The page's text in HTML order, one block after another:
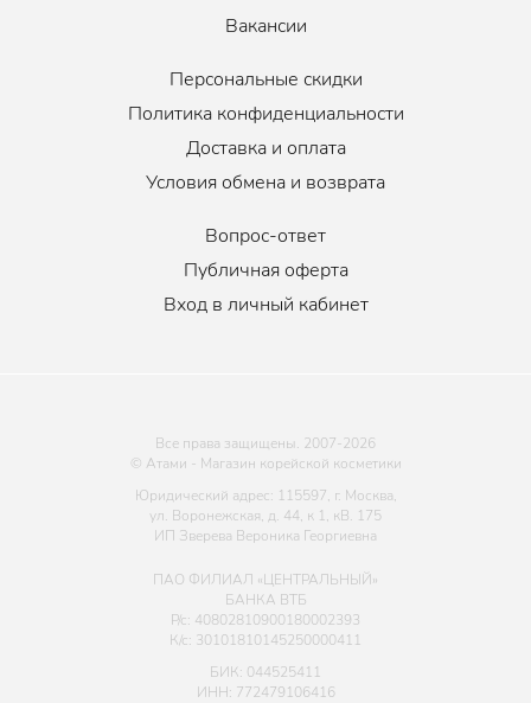
Вакансии
Персональные скидки
Политика конфиденциальности
Доставка и оплата
Условия обмена и возврата
Вопрос-ответ
Публичная оферта
Вход в личный кабинет
Все права защищены. 2007-2026
© Атами - Магазин корейской косметики
Юридический адрес: 115597, г. Москва,
ул. Воронежская, д. 44, к 1, кВ. 175
ИП Зверева Вероника Георгиевна
ПАО ФИЛИАЛ «ЦЕНТРАЛЬНЫЙ»
БАНКА ВТБ
Р/с: 40802810900180002393
К/с: 30101810145250000411
БИК: 044525411
ИНН: 772479106416